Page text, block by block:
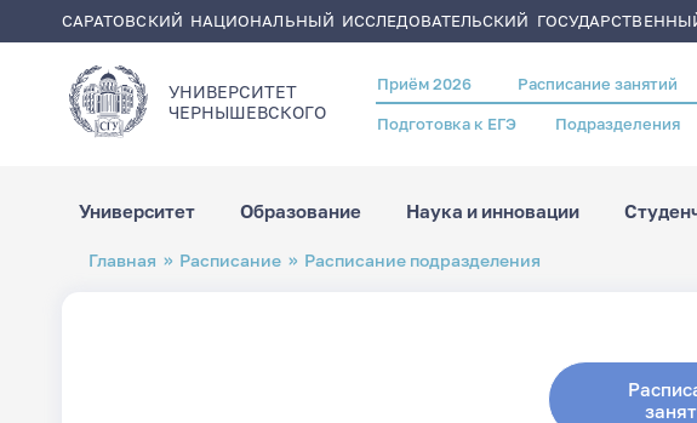
САРАТОВСКИЙ НАЦИОНАЛЬНЫЙ ИССЛЕДОВАТЕЛЬСКИЙ
УНИВЕРСИТЕТ
ЧЕРНЫШЕВСКОГO
Header
menu
Приём 2026 Расписание занятий
Подготовка к ЕГЭ Подразделения
Университет Образование Наука и инновации
Строка
навигации
Главная Расписание Расписание подразделения